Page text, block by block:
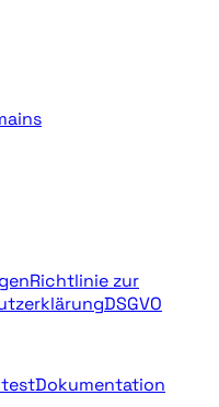
Richtlinie zur
DSGVO
Dokumentation